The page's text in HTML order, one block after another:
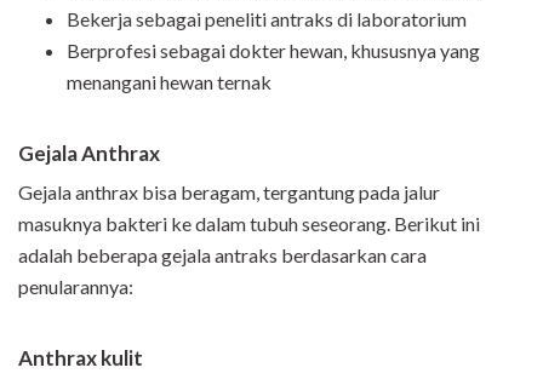
Bekerja sebagai peneliti antraks di laboratorium
Berprofesi sebagai dokter hewan, khususnya yang
menangani hewan ternak
GejalaAnthrax
Gejala anthrax bisa beragam, tergantung pada jalur
masuknya bakteri ke dalam tubuh seseorang. Berikut ini
adalah beberapa gejala antraks berdasarkan cara
penularannya:
Anthrax kulit